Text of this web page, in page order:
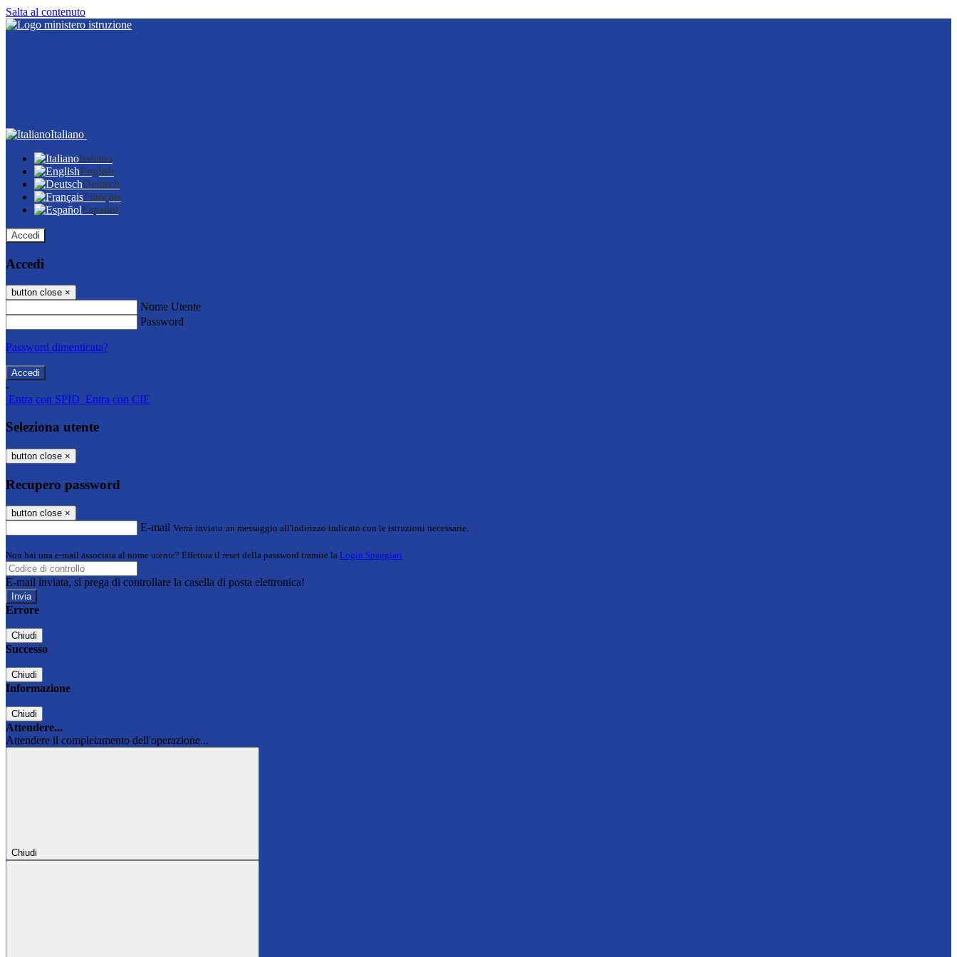
Salta al contenuto
Italiano
Italiano
English
Deutsch
Français
Español
Accedi
Accedi
button close ×
Nome Utente
Password
Password dimenticata?
-
Entra con SPID Entra con CIE
Seleziona utente
button close ×
Recupero password
button close ×
E-mail Verrà inviato un messaggio all'indirizzo indicato con le istruzioni necessarie.
Non hai una e-mail associata al nome utente? Effettua il reset della password tramite la Login Spaggiari
E-mail inviata, si prega di controllare la casella di posta elettronica!
Errore
Chiudi
Successo
Chiudi
Informazione
Chiudi
Attendere...
Attendere il completamento dell'operazione...
Chiudi